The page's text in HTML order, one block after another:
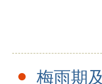
梅雨期